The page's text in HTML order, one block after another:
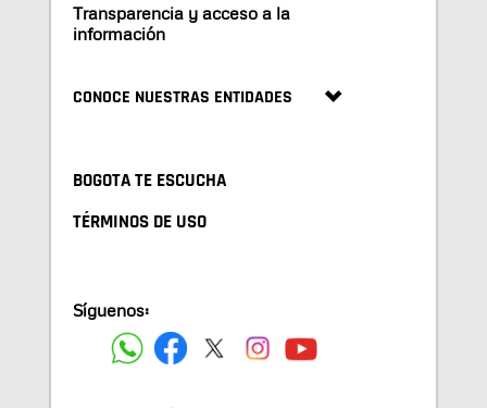
Transparencia y acceso a la
información
CONOCE NUESTRAS ENTIDADES
BOGOTA TE ESCUCHA
TÉRMINOS DE USO
Síguenos: